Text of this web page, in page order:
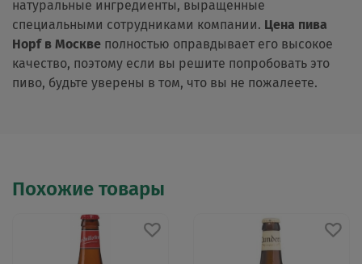
натуральные ингредиенты, выращенные
специальными сотрудниками компании. Цена пива
Hopf в Москве полностью оправдывает его высокое
качество, поэтому если вы решите попробовать это
пиво, будьте уверены в том, что вы не пожалеете.
Похожие товары